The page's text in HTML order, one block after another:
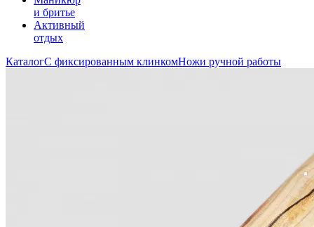
и бритье
Активный
отдых
КаталогС фиксированным клинкомНожи ручной работы